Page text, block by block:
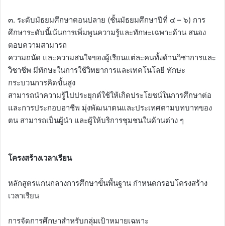
๓. ระดับมัธยมศึกษาตอนปลาย (ชั้นมัธยมศึกษาปีที่ ๔ – ๖) การ
ศึกษาระดับนี้เน้นการเพิ่มพูนความรู้และทักษะเฉพาะด้าน สนอง
ตอบความสามารถ
ความถนัด และความสนใจของผู้เรียนแต่ละคนทั้งด้านวิชาการและ
วิชาชีพ มีทักษะในการใช้วิทยาการและเทคโนโลยี ทักษะ
กระบวนการคิดขั้นสูง
สามารถนำความรู้ไปประยุกต์ใช้ให้เกิดประโยชน์ในการศึกษาต่อ
และการประกอบอาชีพ มุ่งพัฒนาตนและประเทศตามบทบาทของ
ตน สามารถเป็นผู้นำ และผู้ให้บริการชุมชนในด้านต่าง ๆ
โครงสร้างเวลาเรียน
หลักสูตรแกนกลางการศึกษาขั้นพื้นฐาน กำหนดกรอบโครงสร้าง
เวลาเรียน
การจัดการศึกษาสำหรับกลุ่มเป้าหมายเฉพาะ